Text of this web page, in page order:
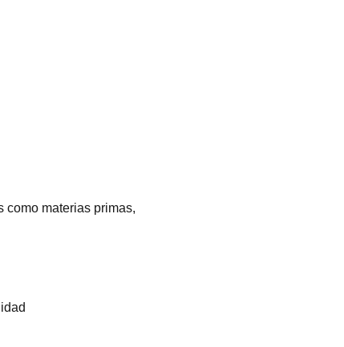
como materias primas,